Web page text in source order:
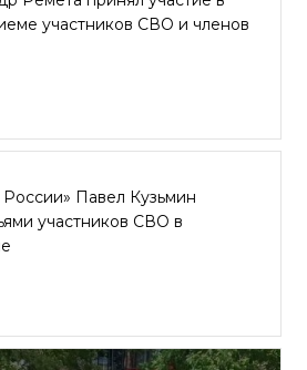
участников СВО и членов
Павел Кузьмин
участников СВО в